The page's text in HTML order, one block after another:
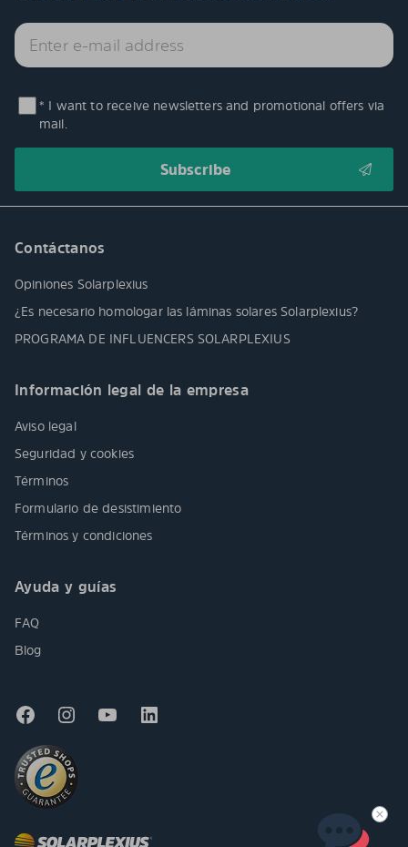
* I want to receive newsletters and promotional offers via
mail.
Contáctanos
Opiniones Solarplexius
¿Es necesario homologar las láminas solares Solarplexius?
PROGRAMA DE INFLUENCERS SOLARPLEXIUS
Información legal de la empresa
Aviso legal
Seguridad y cookies
Términos
Formulario de desistimiento
Términos y condiciones
Ayuda y guías
FAQ
Blog